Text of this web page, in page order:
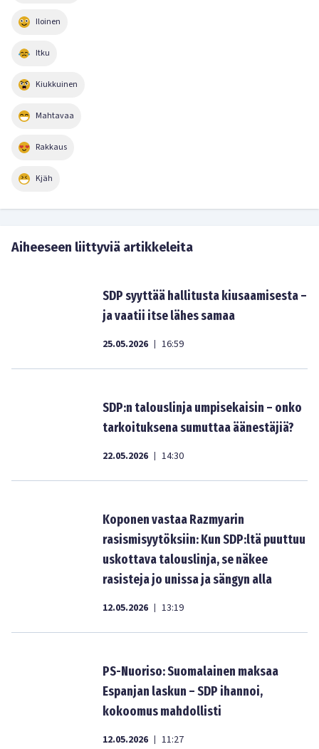
Iloinen
Itku
Kiukkuinen
Mahtavaa
Rakkaus
Kjäh
Aiheeseen liittyviä artikkeleita
SDP syyttää hallitusta kiusaamisesta –
ja vaatii itse lähes samaa
25.05.2026 | 16:59
SDP:n talouslinja umpisekaisin – onko
tarkoituksena sumuttaa äänestäjiä?
22.05.2026 | 14:30
Koponen vastaa Razmyarin
rasismisyytöksiin: Kun SDP:ltä puuttuu
uskottava talouslinja, se näkee
rasisteja jo unissa ja sängyn alla
12.05.2026 | 13:19
PS-Nuoriso: Suomalainen maksaa
Espanjan laskun – SDP ihannoi,
kokoomus mahdollisti
12.05.2026 | 11:27